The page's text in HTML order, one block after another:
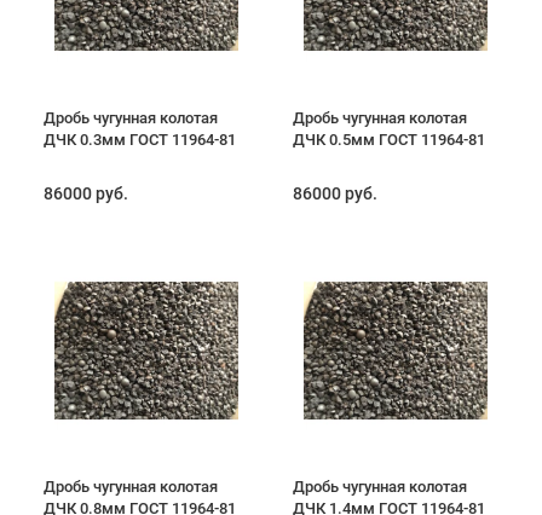
Дробь чугунная колотая
ДЧК 0.3мм ГОСТ 11964-81
86000 руб.
Дробь чугунная колотая
ДЧК 0.5мм ГОСТ 11964-81
86000 руб.
Дробь чугунная колотая
ДЧК 0.8мм ГОСТ 11964-81
Дробь чугунная колотая
ДЧК 1.4мм ГОСТ 11964-81